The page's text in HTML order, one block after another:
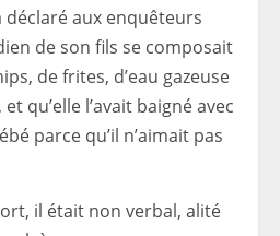
déclaré aux enquêteurs
de son fils se composait
de frites, d’eau gazeuse
qu’elle l’avait baigné avec
parce qu’il n’aimait pas
il était non verbal, alité